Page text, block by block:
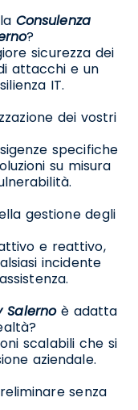
Consulenza
?
sicurezza dei
attacchi e un
IT.
dei vostri
specifiche
su misura
gestione degli
e reattivo,
incidente
Salernoè adatta
scalabili che si
aziendale.
senza